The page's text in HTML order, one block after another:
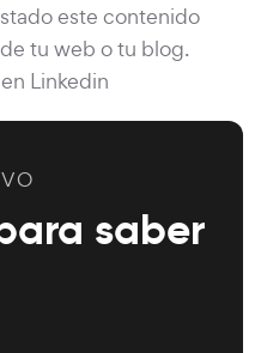
este contenido
tu web o tu blog.
Linkedin
saber